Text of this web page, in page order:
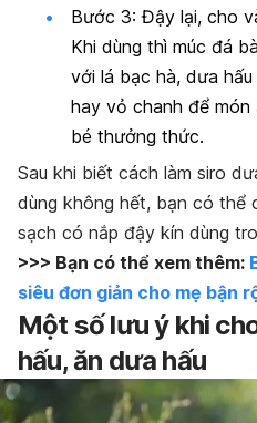
Bước 3: Đậy lại, cho
Khi dùng thì múc đá
với lá bạc hà, dưa
hay vỏ chanh để
bé thưởng thức.
Sau khi biết cách làm siro
dùng không hết, bạn có thể
sạch có nắp đậy kín dùng
>>> Bạn có thể xem thêm:
siêu đơn giản cho mẹ bận
Một số lưu ý khi
hấu, ăn dưa hấu